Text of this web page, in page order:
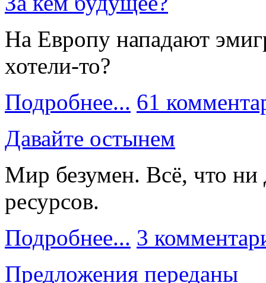
На Европу нападают
хотели-то?
Подробнее... 61
Давайте остынем
Мир безумен. Всё, что ни
ресурсов.
Подробнее... 3
Предложения переданы